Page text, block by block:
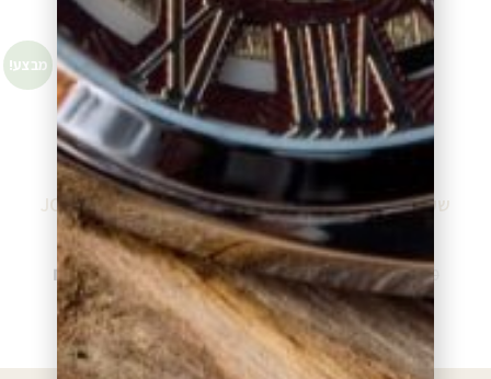
מבצע!
שעון ג'וויסה JOWISSA
₪768.00
₪630.00
הוספה לסל
מבצע!
שעון ג'וויסה JOWISSA
J2.303.L
₪775.00
₪ 635.00
הוספה לסל